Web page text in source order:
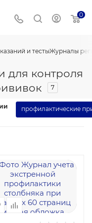
0
и тестыЖурналы
для контроля
7
профилактические